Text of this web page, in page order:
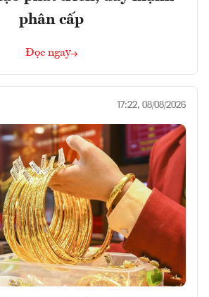
phân cấp
Đọc ngay
17:22, 08/08/2026